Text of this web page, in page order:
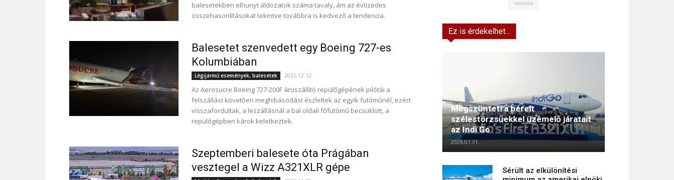
balesetekben elhunyt áldozatok száma tavaly, ám az évtizedes
összehasonlításokat tekintve továbbra is kedvező a tendencia.
Balesetet szenvedett egy Boeing 727-es
Kolumbiában
Légijármű események, balesetek 2025.12.12.
Az Aerosucre Boeing 727-200F áruszállító repülőgépének pilótái a
felszállást követően meghibásodást észleltek az egyik futóműnél, ezért
visszafordultak, a leszállásnál a bal oldali főfutómű becsuklott, a
repülőgépben károk keletkeztek.
Szeptemberi balesete óta Prágában
vesztegel a Wizz A321XLR gépe
Hirdetés
Ez is érdekelhet...
Megszünteti a bérelt
szélestörzsűekkel üzemelő járatait
az Indi Go
2026.07.31.
Sérült az elkülönítési